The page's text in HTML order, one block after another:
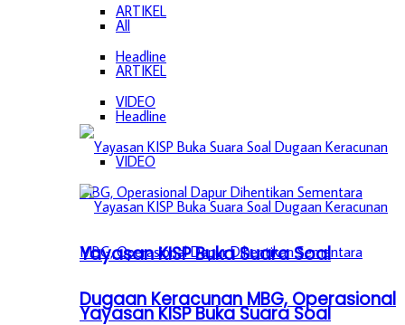
ARTIKEL
Headline
VIDEO
Yayasan KISP Buka Suara Soal
Dugaan Keracunan MBG, Operasional
All
ARTIKEL
Headline
VIDEO
Yayasan KISP Buka Suara Soal